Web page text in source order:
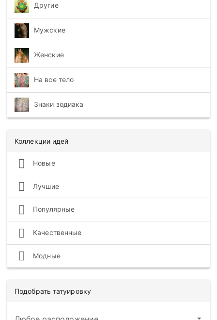
Другие
Мужские
Женские
На все тело
Знаки зодиака
Коллекции идей
Новые
Лучшие
Популярные
Качественные
Модные
Подобрать татуировку